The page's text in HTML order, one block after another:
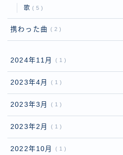
歌 5
携わった曲 2
2024年11月 1
2023年4月 1
2023年3月 1
2023年2月 1
2022年10月 1